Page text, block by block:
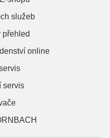
služeb
přehled
online
servis